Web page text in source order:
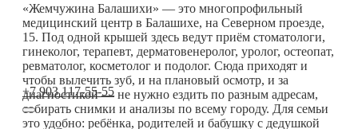
+7 903 117-55-55
«Жемчужина Балашихи» — это многопрофильный
медицинский центр в Балашихе, на Северном проезде,
15. Под одной крышей здесь ведут приём стоматологи,
гинеколог, терапевт, дерматовенеролог, уролог, остеопат,
ревматолог, косметолог и подолог. Сюда приходят и
чтобы вылечить зуб, и на плановый осмотр, и за
диагностикой — не нужно ездить по разным адресам,
собирать снимки и анализы по всему городу. Для семьи
это удобно: ребёнка, родителей и бабушку с дедушкой